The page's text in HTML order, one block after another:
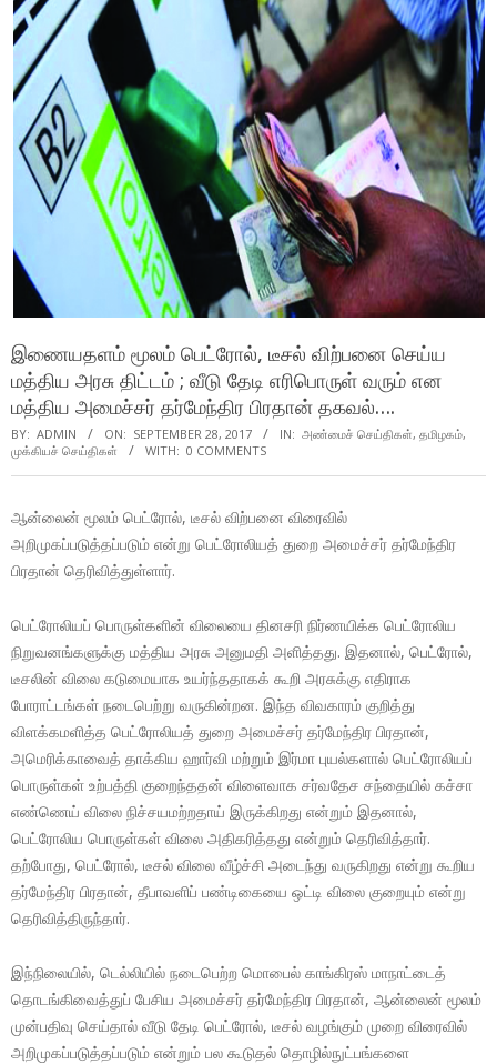
இணையதளம் மூலம் பெட்ரோல், டீசல் விற்பனை செய்ய
மத்திய அரசு திட்டம் ; வீடு தேடி எரிபொருள் வரும் என
மத்திய அமைச்சர் தர்மேந்திர பிரதான் தகவல்….
BY: ADMIN ON: SEPTEMBER 28, 2017 IN: அண்மைச் செய்திகள், தமிழகம்,
முக்கியச் செய்திகள்
WITH: 0 COMMENTS
ஆன்லைன் மூலம் பெட்ரோல், டீசல் விற்பனை விரைவில்
அறிமுகப்படுத்தப்படும் என்று பெட்ரோலியத் துறை அமைச்சர் தர்மேந்திர
பிரதான் தெரிவித்துள்ளார்.
பெட்ரோலியப் பொருள்களின் விலையை தினசரி நிர்ணயிக்க பெட்ரோலிய
நிறுவனங்களுக்கு மத்திய அரசு அனுமதி அளித்தது. இதனால், பெட்ரோல்,
டீசலின் விலை கடுமையாக உயர்ந்ததாகக் கூறி அரசுக்கு எதிராக
போராட்டங்கள் நடைபெற்று வருகின்றன. இந்த விவகாரம் குறித்து
விளக்கமளித்த பெட்ரோலியத் துறை அமைச்சர் தர்மேந்திர பிரதான்,
அமெரிக்காவைத் தாக்கிய ஹார்வி மற்றும் இர்மா புயல்களால் பெட்ரோலியப்
பொருள்கள் உற்பத்தி குறைந்ததன் விளைவாக சர்வதேச சந்தையில் கச்சா
எண்ணெய் விலை நிச்சயமற்றதாய் இருக்கிறது என்றும் இதனால்,
பெட்ரோலிய பொருள்கள் விலை அதிகரித்தது என்றும் தெரிவித்தார்.
தற்போது, பெட்ரோல், டீசல் விலை வீழ்ச்சி அடைந்து வருகிறது என்று கூறிய
தர்மேந்திர பிரதான், தீபாவளிப் பண்டிகையை ஒட்டி விலை குறையும் என்று
தெரிவித்திருந்தார்.
இந்நிலையில், டெல்லியில் நடைபெற்ற மொபைல் காங்கிரஸ் மாநாட்டைத்
தொடங்கிவைத்துப் பேசிய அமைச்சர் தர்மேந்திர பிரதான், ஆன்லைன் மூலம்
முன்பதிவு செய்தால் வீடு தேடி பெட்ரோல், டீசல் வழங்கும் முறை விரைவில்
அறிமுகப்படுத்தப்படும் என்றும் பல கூடுதல் தொழில்நுட்பங்களை